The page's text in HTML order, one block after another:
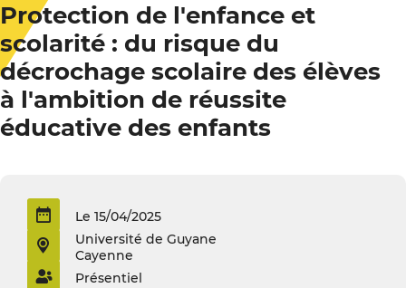
Protection de l'enfance et
scolarité : du risque du
décrochage scolaire des élèves
à l'ambition de réussite
éducative des enfants
Le 15/04/2025
Université de Guyane
Cayenne
Présentiel